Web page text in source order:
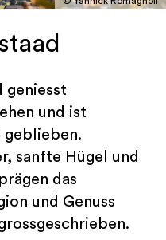
geniesst
und ist
geblieben.
sanfte Hügel und
das
und Genuss